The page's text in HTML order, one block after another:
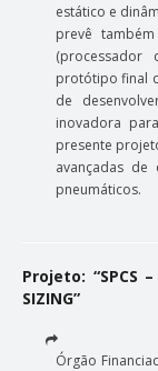
estático e
prevê
(processador
protótipo final
de
inovadora
presente
avançadas
pneumáticos.
Projeto: “SPCS –
SIZING”
Órgão